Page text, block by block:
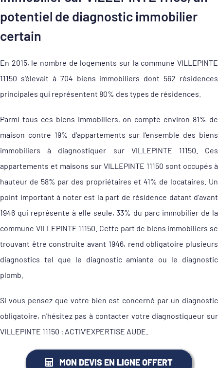
potentiel de diagnostic immobilier
certain
En 2015, le nombre de logements sur la commune VILLEPINTE
11150 s'élevait à 704 biens immobiliers dont 562 résidences
principales qui représentent 80% des types de résidences.
Parmi tous ces biens immobiliers, on compte environ 81% de
maison contre 19% d'appartements sur l'ensemble des biens
immobiliers à diagnostiquer sur VILLEPINTE 11150. Ces
appartements et maisons sur VILLEPINTE 11150 sont occupés à
hauteur de 58% par des propriétaires et 41% de locataires. Un
point important à noter est la part de résidence datant d'avant
1946 qui représente à elle seule, 33% du parc immobilier de la
commune VILLEPINTE 11150. Cette part de biens immobiliers se
trouvant être construite avant 1946, rend obligatoire plusieurs
diagnostics tel que le diagnostic amiante ou le diagnostic
plomb.
Si vous pensez que votre bien est concerné par un diagnostic
obligatoire, n'hésitez pas à contacter votre diagnostiqueur sur
VILLEPINTE 11150 : ACTIV'EXPERTISE AUDE.
MON DEVIS EN LIGNE OFFERT